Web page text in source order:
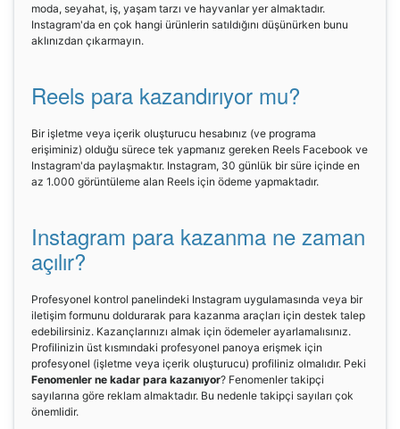
moda, seyahat, iş, yaşam tarzı ve hayvanlar yer almaktadır.
Instagram'da en çok hangi ürünlerin satıldığını düşünürken bunu
aklınızdan çıkarmayın.
Reels para kazandırıyor mu?
Bir işletme veya içerik oluşturucu hesabınız (ve programa
erişiminiz) olduğu sürece tek yapmanız gereken Reels Facebook ve
Instagram'da paylaşmaktır. Instagram, 30 günlük bir süre içinde en
az 1.000 görüntüleme alan Reels için ödeme yapmaktadır.
Instagram para kazanma ne zaman
açılır?
Profesyonel kontrol panelindeki Instagram uygulamasında veya bir
iletişim formunu doldurarak para kazanma araçları için destek talep
edebilirsiniz. Kazançlarınızı almak için ödemeler ayarlamalısınız.
Profilinizin üst kısmındaki profesyonel panoya erişmek için
profesyonel (işletme veya içerik oluşturucu) profiliniz olmalıdır. Peki
Fenomenler ne kadar para kazanıyor? Fenomenler takipçi
sayılarına göre reklam almaktadır. Bu nedenle takipçi sayıları çok
önemlidir.